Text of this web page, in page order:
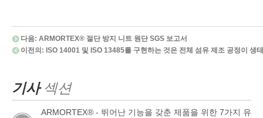
다음: ARMORTEX® 절단 방지 니트 원단 SGS 보고서
이전의: ISO 14001 및 ISO 13485를 구현하는 것은 전체 섬유 제조 공정이 생
기사섹션
ARMORTEX® - 뛰어난 기능을 갖춘 제품을 위한 7가지 유